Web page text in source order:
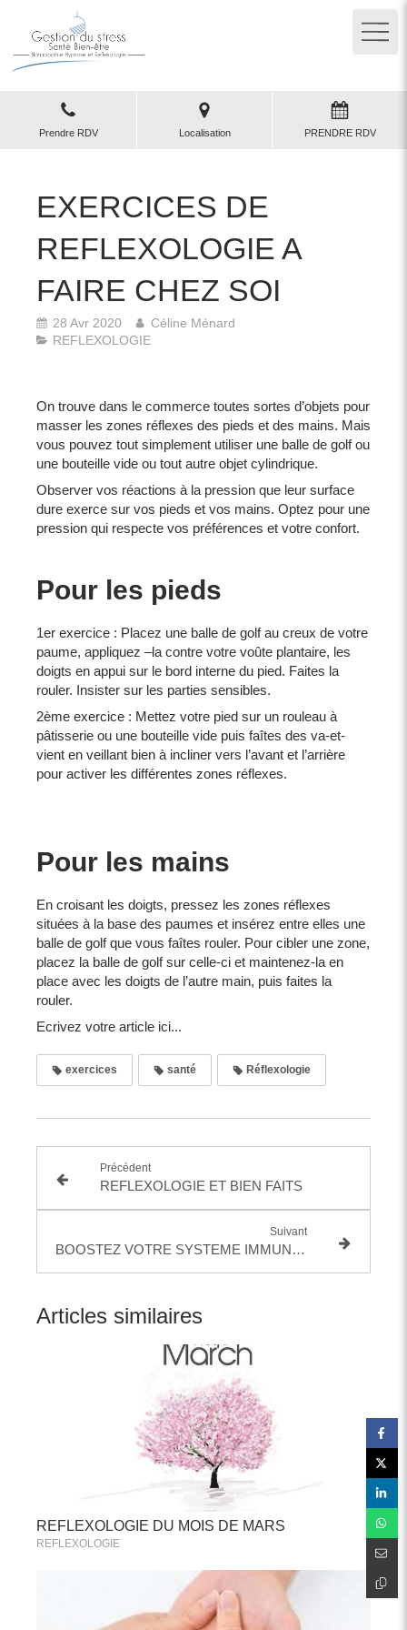
Prendre RDV Localisation PRENDRE RDV
EXERCICES DE
REFLEXOLOGIE A
FAIRE CHEZ SOI
28 Avr 2020
Céline Ménard
REFLEXOLOGIE
On trouve dans le commerce toutes sortes d’objets pour
masser les zones réflexes des pieds et des mains. Mais
vous pouvez tout simplement utiliser une balle de golf ou
une bouteille vide ou tout autre objet cylindrique.
Observer vos réactions à la pression que leur surface
dure exerce sur vos pieds et vos mains. Optez pour une
pression qui respecte vos préférences et votre confort.
Pour les pieds
1er exercice : Placez une balle de golf au creux de votre
paume, appliquez –la contre votre voûte plantaire, les
doigts en appui sur le bord interne du pied. Faites la
rouler. Insister sur les parties sensibles.
2ème exercice : Mettez votre pied sur un rouleau à
pâtisserie ou une bouteille vide puis faîtes des va-et-
vient en veillant bien à incliner vers l’avant et l’arrière
pour activer les différentes zones réflexes.
Pour les mains
En croisant les doigts, pressez les zones réflexes
situées à la base des paumes et insérez entre elles une
balle de golf que vous faîtes rouler. Pour cibler une zone,
placez la balle de golf sur celle-ci et maintenez-la en
place avec les doigts de l’autre main, puis faites la
rouler.
Ecrivez votre article ici...
exercices santé Réflexologie
Précédent
REFLEXOLOGIE ET BIEN FAITS
Suivant
BOOSTEZ VOTRE SYSTEME IMMUNITAIRE AVEC LA REFLEXOLOGIE COMBINEE
Articles similaires
REFLEXOLOGIE DU MOIS DE MARS
REFLEXOLOGIE